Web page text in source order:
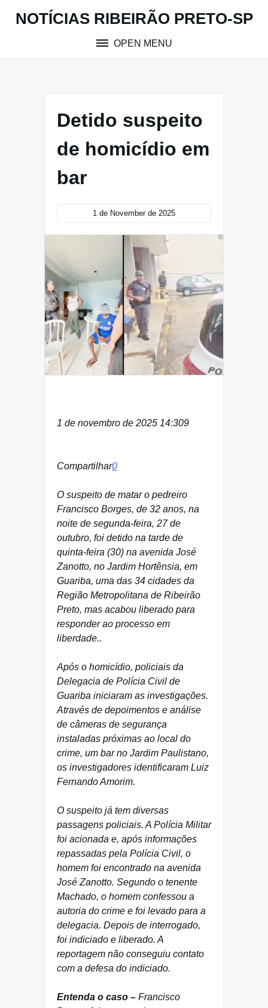
NOTÍCIAS RIBEIRÃO PRETO-SP
OPEN MENU
Detido suspeito
de homicídio em
bar
1 de November de 2025
1 de novembro de 2025 14:309
Compartilhar0
O suspeito de matar o pedreiro
Francisco Borges, de 32 anos, na
noite de segunda-feira, 27 de
outubro, foi detido na tarde de
quinta-feira (30) na avenida José
Zanotto, no Jardim Hortênsia, em
Guariba, uma das 34 cidades da
Região Metropolitana de Ribeirão
Preto, mas acabou liberado para
responder ao processo em
liberdade..
Após o homicídio, policiais da
Delegacia de Polícia Civil de
Guariba iniciaram as investigações.
Através de depoimentos e análise
de câmeras de segurança
instaladas próximas ao local do
crime, um bar no Jardim Paulistano,
os investigadores identificaram Luiz
Fernando Amorim.
O suspeito já tem diversas
passagens policiais. A Polícia Militar
foi acionada e, após informações
repassadas pela Polícia Civil, o
homem foi encontrado na avenida
José Zanotto. Segundo o tenente
Machado, o homem confessou a
autoria do crime e foi levado para a
delegacia. Depois de interrogado,
foi indiciado e liberado. A
reportagem não conseguiu contato
com a defesa do indiciado.
Entenda o caso – Francisco